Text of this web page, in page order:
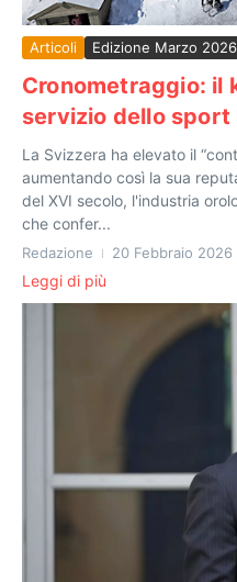
Articoli Edizione Marzo 2026
Cronometraggio: il
servizio dello sport
La Svizzera ha elevato il
aumentando così la sua
del XVI secolo, l'industria
che confer...
Redazione 20 Febbraio 2026
Leggi di più